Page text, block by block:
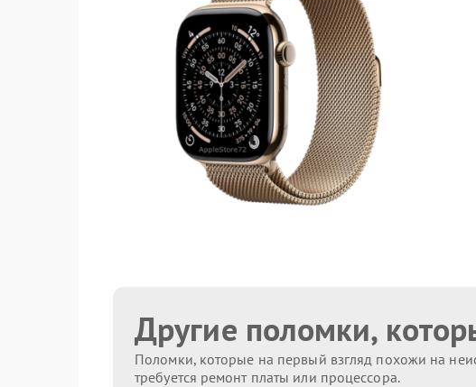
Другие поломки,
Поломки, которые на первый взгляд похожи на
требуется ремонт платы или процессора.